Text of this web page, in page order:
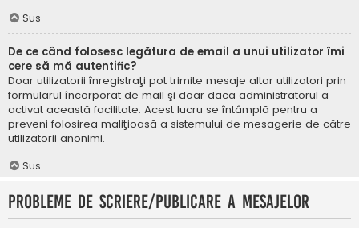
Sus
De ce când folosesc legătura de email a unui utilizator îmi
cere să mă autentific?
Doar utilizatorii înregistraţi pot trimite mesaje altor utilizatori prin
formularul încorporat de mail şi doar dacă administratorul a
activat această facilitate. Acest lucru se întâmplă pentru a
preveni folosirea maliţioasă a sistemului de mesagerie de către
utilizatorii anonimi.
Sus
Probleme de scriere/publicare a mesajelor